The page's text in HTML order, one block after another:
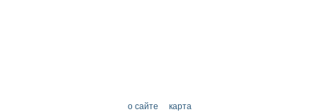
о сайте
карта